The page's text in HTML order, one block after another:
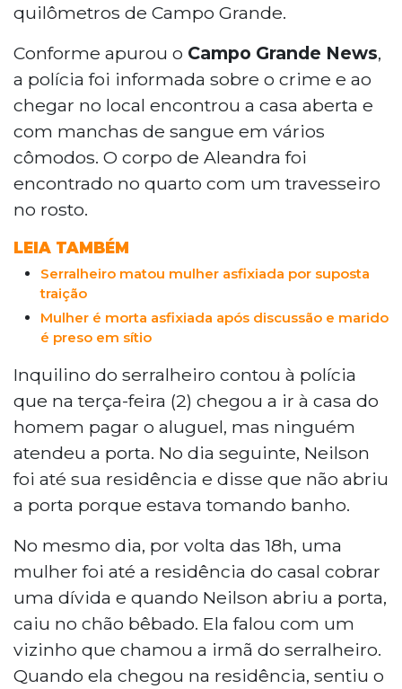
quilômetros de Campo Grande.
Conforme apurou o Campo Grande News,
a polícia foi informada sobre o crime e ao
chegar no local encontrou a casa aberta e
com manchas de sangue em vários
cômodos. O corpo de Aleandra foi
encontrado no quarto com um travesseiro
no rosto.
LEIA TAMBÉM
Serralheiro matou mulher asfixiada por suposta
traição
Mulher é morta asfixiada após discussão e marido
é preso em sítio
Inquilino do serralheiro contou à polícia
que na terça-feira (2) chegou a ir à casa do
homem pagar o aluguel, mas ninguém
atendeu a porta. No dia seguinte, Neilson
foi até sua residência e disse que não abriu
a porta porque estava tomando banho.
No mesmo dia, por volta das 18h, uma
mulher foi até a residência do casal cobrar
uma dívida e quando Neilson abriu a porta,
caiu no chão bêbado. Ela falou com um
vizinho que chamou a irmã do serralheiro.
Quando ela chegou na residência, sentiu o